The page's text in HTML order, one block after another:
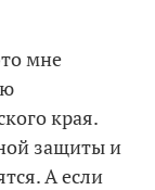
мне
края.
защиты и
А если